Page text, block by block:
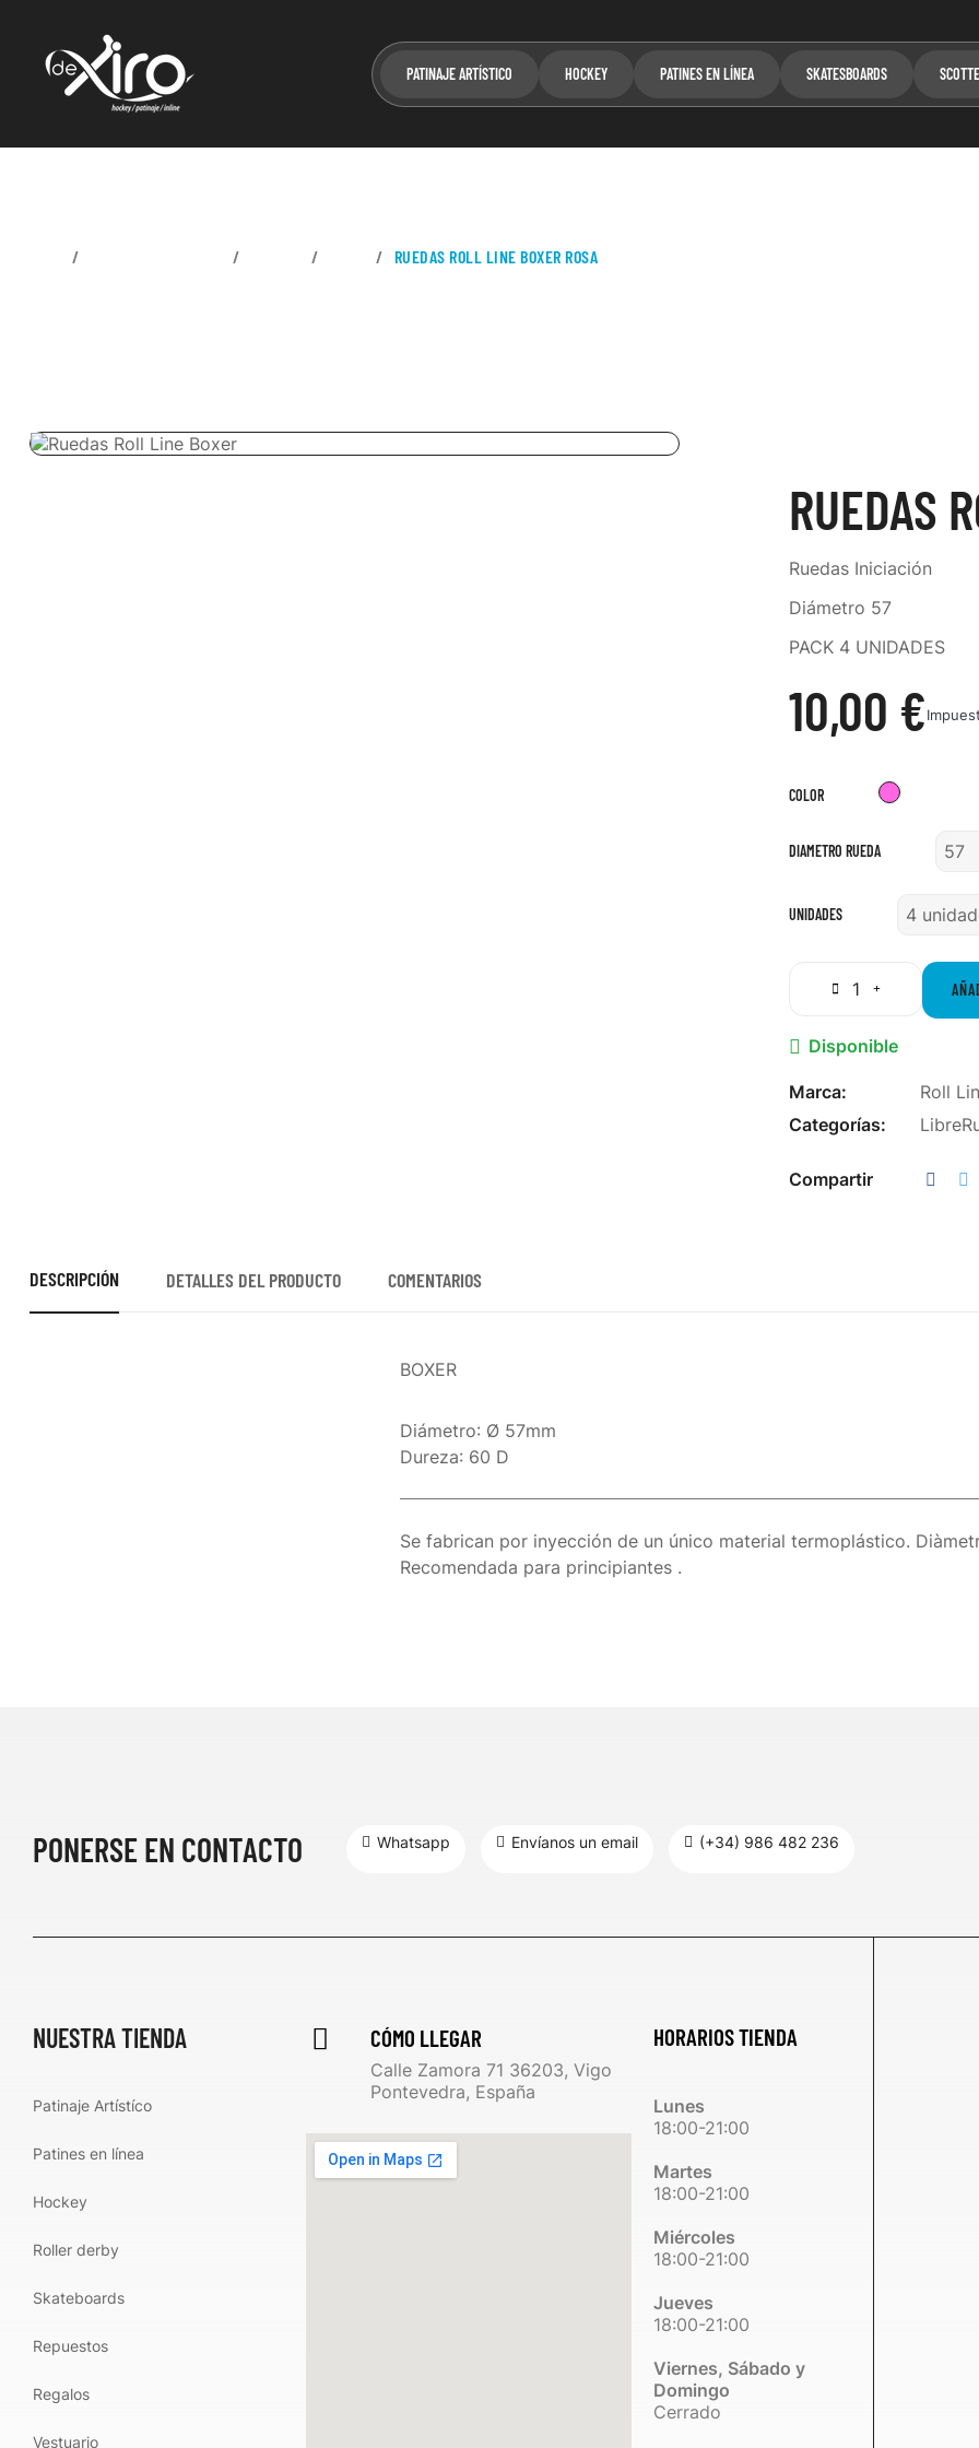
PATINAJE ARTÍSTICO HOCKEY PATINES EN LÍNEA SKATESBOARDS
RUEDAS ROLL LINE BOXER ROSA
RUEDAS
Ruedas Iniciación
Diámetro 57
PACK 4 UNIDADES
10,00 €
COLOR Rosa
DIAMETRO RUEDA
UNIDADES
 Disponible
Marca:
Roll
Categorías:
Libre
Compartir
DESCRIPCIÓN DETALLES DEL PRODUCTO COMENTARIOS
BOXER
Diámetro: Ø 57mm
Dureza: 60 D
Se fabrican por inyección de un único material termoplástico.
Recomendada para principiantes .
PONERSE EN CONTACTO Whatsapp Envíanos un email (+34) 986 482 236
NUESTRA TIENDA
Patinaje Artístíco
Patines en línea
Hockey
Roller derby
Skateboards
Repuestos
Regalos
Vestuario
CÓMO LLEGAR
Calle Zamora 71 36203, Vigo
Pontevedra, España
HORARIOS TIENDA
Lunes
18:00-21:00
Martes
18:00-21:00
Miércoles
18:00-21:00
Jueves
18:00-21:00
Viernes, Sábado y
Domingo
Cerrado